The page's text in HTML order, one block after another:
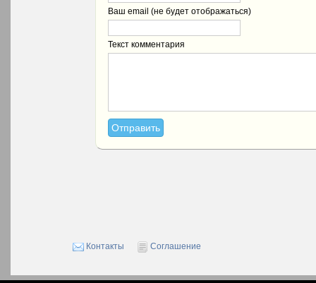
Ваш email (не будет отображаться)
Текст комментария
Контакты Соглашение